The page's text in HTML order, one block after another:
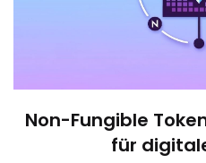
Non-Fungible
für